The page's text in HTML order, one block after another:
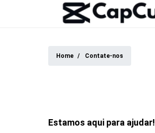
Home Contate-nos
Estamos aqui para ajudar!